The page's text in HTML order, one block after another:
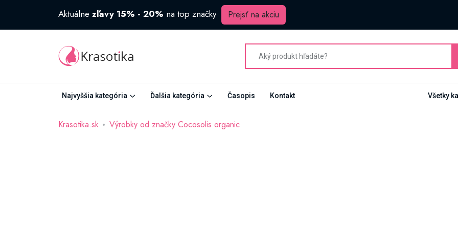
Aktuálne zľavy 15% - 20% na top značky Prejsť na akciu
Najvyššia kategória Ďalšia kategória Časopis Kontakt Všetky
Krasotika.sk Výrobky od značky Cocosolis organic